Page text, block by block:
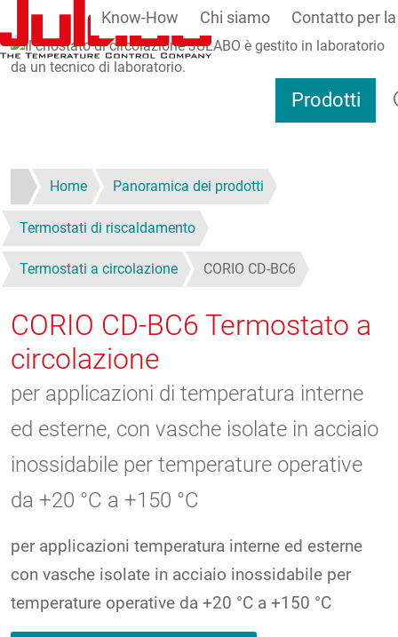
Salta al contenuto principale
Prodotti
Know-How Chi siamo Contatto per
Home Panoramica dei prodotti
Termostati di riscaldamento
Termostati a circolazione CORIO CD-BC6
CORIO CD-BC6 Termostato a
circolazione
per applicazioni di temperatura interne
ed esterne, con vasche isolate in acciaio
inossidabile per temperature operative
da +20 °C a +150 °C
per applicazioni temperatura interne ed esterne
con vasche isolate in acciaio inossidabile per
temperature operative da +20 °C a +150 °C